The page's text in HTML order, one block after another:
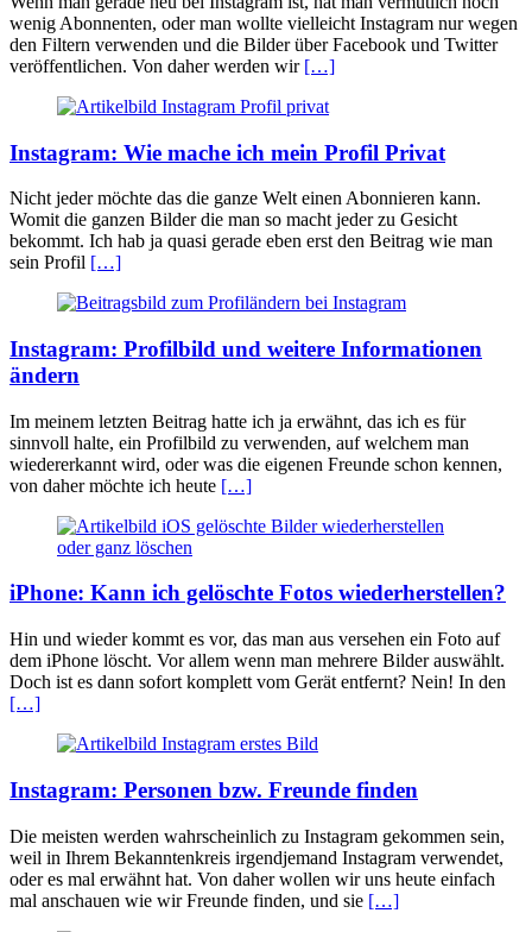
wenig Abonnenten, oder man wollte vielleicht Instagram nur wegen
den Filtern verwenden und die Bilder über Facebook und Twitter
veröffentlichen. Von daher werden wir […]
Instagram: Wie mache ich mein Profil Privat
Nicht jeder möchte das die ganze Welt einen Abonnieren kann.
Womit die ganzen Bilder die man so macht jeder zu Gesicht
bekommt. Ich hab ja quasi gerade eben erst den Beitrag wie man
sein Profil […]
Instagram: Profilbild und weitere Informationen
ändern
Im meinem letzten Beitrag hatte ich ja erwähnt, das ich es für
sinnvoll halte, ein Profilbild zu verwenden, auf welchem man
wiedererkannt wird, oder was die eigenen Freunde schon kennen,
von daher möchte ich heute […]
iPhone: Kann ich gelöschte Fotos wiederherstellen?
Hin und wieder kommt es vor, das man aus versehen ein Foto auf
dem iPhone löscht. Vor allem wenn man mehrere Bilder auswählt.
Doch ist es dann sofort komplett vom Gerät entfernt? Nein! In den
[…]
Instagram: Personen bzw. Freunde finden
Die meisten werden wahrscheinlich zu Instagram gekommen sein,
weil in Ihrem Bekanntenkreis irgendjemand Instagram verwendet,
oder es mal erwähnt hat. Von daher wollen wir uns heute einfach
mal anschauen wie wir Freunde finden, und sie […]